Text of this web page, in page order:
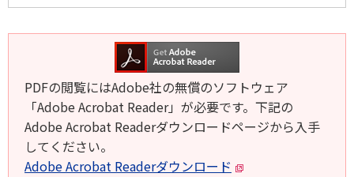
PDFの閲覧にはAdobe社の無償のソフトウェア
「Adobe Acrobat Reader」が必要です。下記の
Adobe Acrobat Readerダウンロードページから入手
してください。
Adobe Acrobat Readerダウンロード